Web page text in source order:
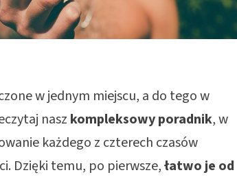
w jednym miejscu, a do tego w
nasz kompleksowy poradnik, w
każdego z czterech czasów
Dzięki temu, po pierwsze,łatwo je od